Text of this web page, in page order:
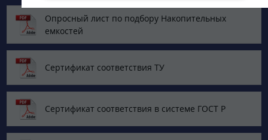
Опросный лист по подбору Накопительных
емкостей
Сертификат соответствия ТУ
Сертификат соответствия в системе ГОСТ Р